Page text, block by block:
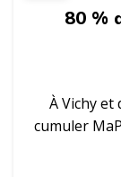
80 %
À Vichy et
cumuler